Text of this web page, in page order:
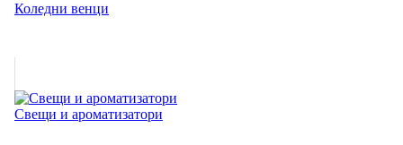
Коледни венци
Свещи и ароматизатори